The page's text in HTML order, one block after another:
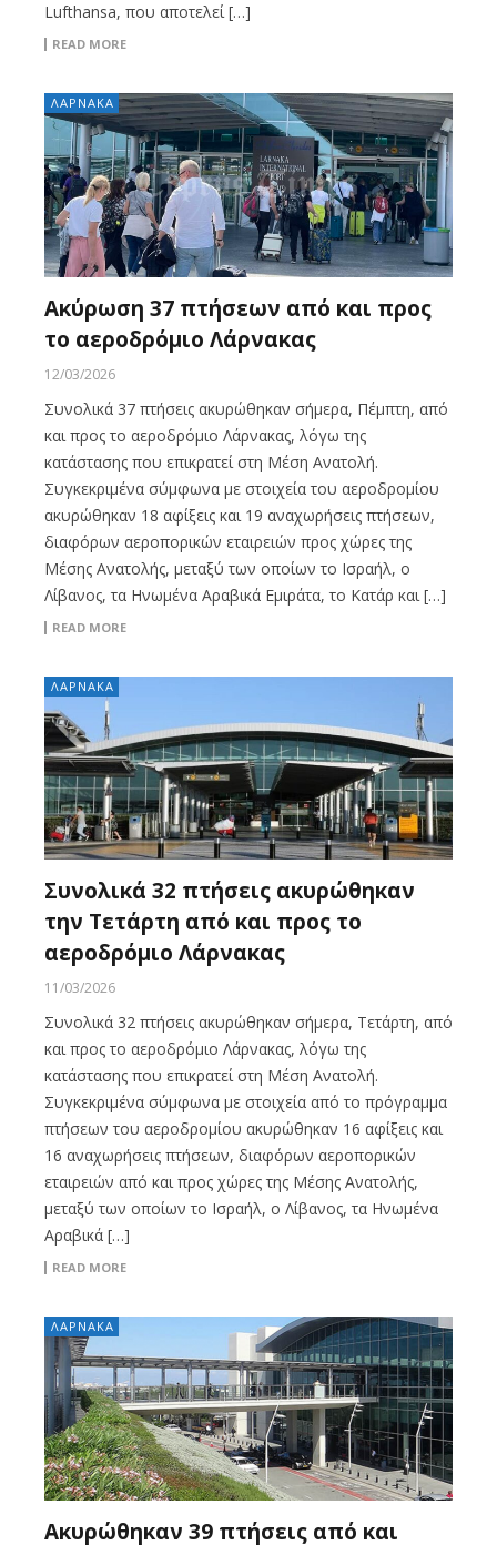
Lufthansa, που αποτελεί […]
READ MORE
ΛΑΡΝΑΚΑ
Ακύρωση 37 πτήσεων από και προς
το αεροδρόμιο Λάρνακας
12/03/2026
Συνολικά 37 πτήσεις ακυρώθηκαν σήμερα, Πέμπτη, από
και προς το αεροδρόμιο Λάρνακας, λόγω της
κατάστασης που επικρατεί στη Μέση Ανατολή.
Συγκεκριμένα σύμφωνα με στοιχεία του αεροδρομίου
ακυρώθηκαν 18 αφίξεις και 19 αναχωρήσεις πτήσεων,
διαφόρων αεροπορικών εταιρειών προς χώρες της
Μέσης Ανατολής, μεταξύ των οποίων το Ισραήλ, ο
Λίβανος, τα Ηνωμένα Αραβικά Εμιράτα, το Κατάρ και […]
READ MORE
ΛΑΡΝΑΚΑ
Συνολικά 32 πτήσεις ακυρώθηκαν
την Τετάρτη από και προς το
αεροδρόμιο Λάρνακας
11/03/2026
Συνολικά 32 πτήσεις ακυρώθηκαν σήμερα, Τετάρτη, από
και προς το αεροδρόμιο Λάρνακας, λόγω της
κατάστασης που επικρατεί στη Μέση Ανατολή.
Συγκεκριμένα σύμφωνα με στοιχεία από το πρόγραμμα
πτήσεων του αεροδρομίου ακυρώθηκαν 16 αφίξεις και
16 αναχωρήσεις πτήσεων, διαφόρων αεροπορικών
εταιρειών από και προς χώρες της Μέσης Ανατολής,
μεταξύ των οποίων το Ισραήλ, ο Λίβανος, τα Ηνωμένα
Αραβικά […]
READ MORE
ΛΑΡΝΑΚΑ
Ακυρώθηκαν 39 πτήσεις από και